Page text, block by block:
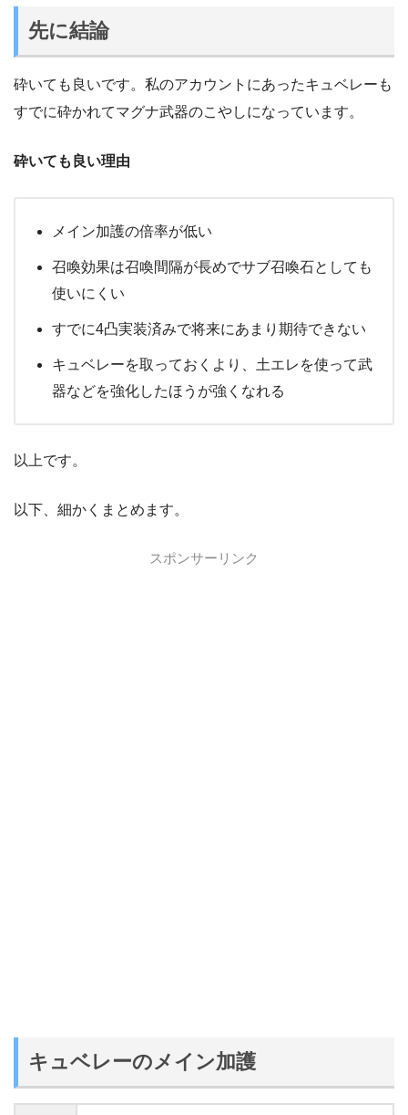
先に結論
砕いても良いです。私のアカウントにあったキュベレーも
すでに砕かれてマグナ武器のこやしになっています。
砕いても良い理由
メイン加護の倍率が低い
召喚効果は召喚間隔が長めでサブ召喚石としても
使いにくい
すでに4凸実装済みで将来にあまり期待できない
キュベレーを取っておくより、土エレを使って武
器などを強化したほうが強くなれる
以上です。
以下、細かくまとめます。
スポンサーリンク
キュベレーのメイン加護